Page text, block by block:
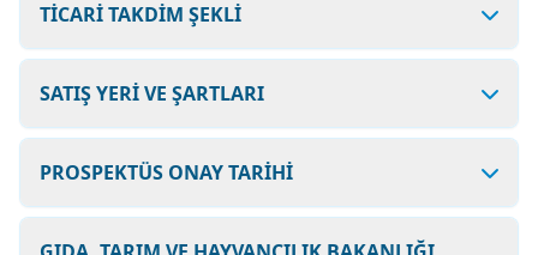
TİCARİ TAKDİM ŞEKLİ
SATIŞ YERİ VE ŞARTLARI
PROSPEKTÜS ONAY TARİHİ